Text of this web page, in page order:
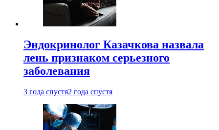
Эндокринолог Казачкова назвала
лень признаком серьезного
заболевания
3 года спустя2 года спустя